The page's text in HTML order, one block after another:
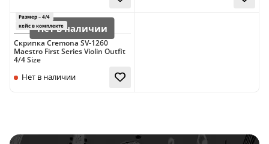
Заказать
Скрипка Cremona SV-1260
Maestro First Series Violin Outfit
4/4 Size